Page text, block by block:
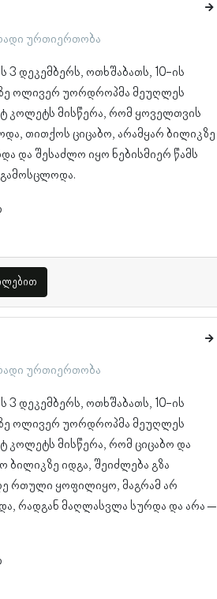
ურთიერთობა
3 დეკემბერს, ოთხშაბათს, 10-ის
ოლივერ უორდროპმა მეუღლეს
კოლეტს მისწერა, რომ ყოველთვის
თითქოს ციცაბო, არამყარ ბილიკზე
და შესაძლო იყო ნებისმიერ წამს
გამოსცლოდა.
ურთიერთობა
3 დეკემბერს, ოთხშაბათს, 10-ის
ოლივერ უორდროპმა მეუღლეს
კოლეტს მისწერა, რომ ციცაბო და
ბილიკზე იდგა, შეიძლება გზა
რთული ყოფილიყო, მაგრამ არ
რადგან მაღლასვლა სურდა და არა –